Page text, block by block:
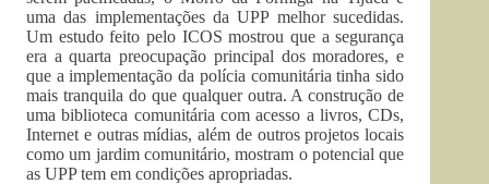
uma das implementações da UPP melhor sucedidas.
Um estudo feito pelo ICOS mostrou que a segurança
era a quarta preocupação principal dos moradores, e
que a implementação da polícia comunitária tinha sido
mais tranquila do que qualquer outra. A construção de
uma biblioteca comunitária com acesso a livros, CDs,
Internet e outras mídias, além de outros projetos locais
como um jardim comunitário, mostram o potencial que
as UPP tem em condições apropriadas.